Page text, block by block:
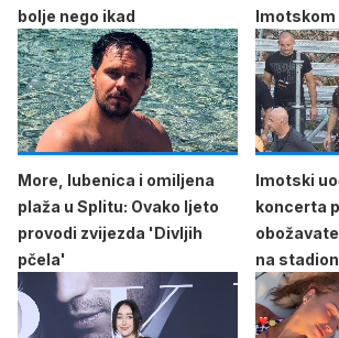
bolje nego ikad
Imotskom
More, lubenica i omiljena
plaža u Splitu: Ovako ljeto
provodi zvijezda 'Divljih
pčela'
Imotski
koncerta
na